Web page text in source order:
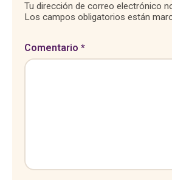
Tu dirección de correo electrónico
Los campos obligatorios están
Comentario *